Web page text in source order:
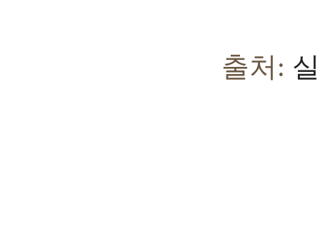
출처: